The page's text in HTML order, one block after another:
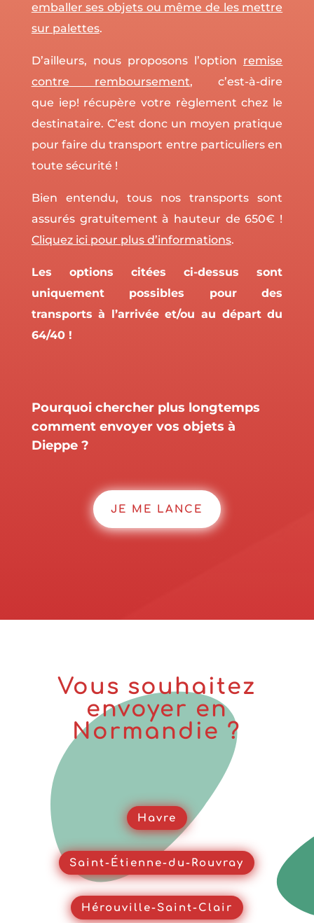
emballer ses objets ou même de les mettre
sur palettes.
D’ailleurs, nous proposons l’option remise
contre remboursement, c’est-à-dire
que iep! récupère votre règlement chez le
destinataire. C’est donc un moyen pratique
pour faire du transport entre particuliers en
toute sécurité !
Bien entendu, tous nos transports sont
assurés gratuitement à hauteur de 650€ !
Cliquez ici pour plus d’informations.
Les options citées ci-dessus sont
uniquement possibles pour des
transports à l’arrivée et/ou au départ du
64/40 !
Pourquoi chercher plus longtemps
comment envoyer vos objets à
Dieppe ?
JE ME LANCE
Vous souhaitez
envoyer en
Normandie ?
Havre
Saint-Étienne-du-Rouvray
Hérouville-Saint-Clair